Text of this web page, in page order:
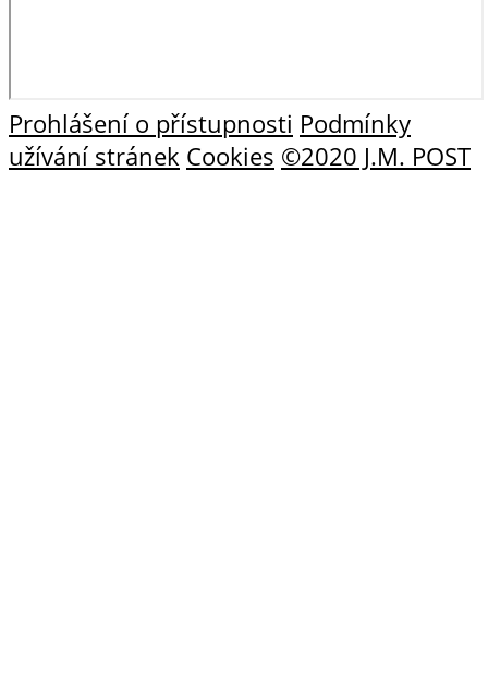
Prohlášení o přístupnosti Podmínky
užívání stránek Cookies ©2020 J.M. POST